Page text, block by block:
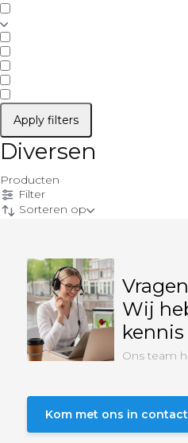
Apply filters
Diversen
Producten
Filter
Sorteren op
Wij
Ons team
Kom met ons in contact